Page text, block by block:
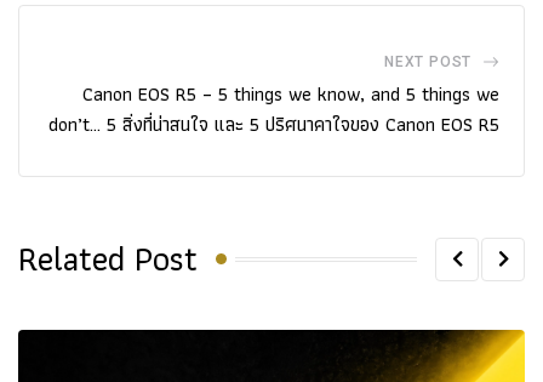
NEXT POST
Canon EOS R5 – 5 things we know, and 5 things we
don’t… 5 สิ่งที่น่าสนใจ และ 5 ปริศนาคาใจของ Canon EOS R5
Related Post